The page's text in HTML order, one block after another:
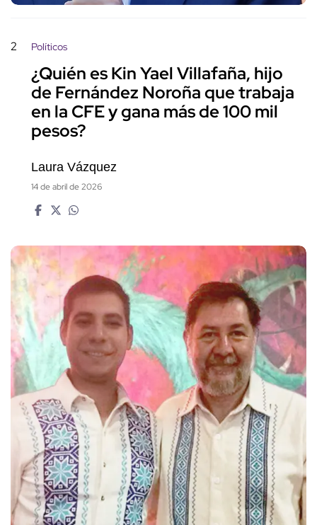
2 Políticos
¿Quién es Kin Yael Villafaña, hijo
de Fernández Noroña que trabaja
en la CFE y gana más de 100 mil
pesos?
Laura Vázquez
14 de abril de 2026